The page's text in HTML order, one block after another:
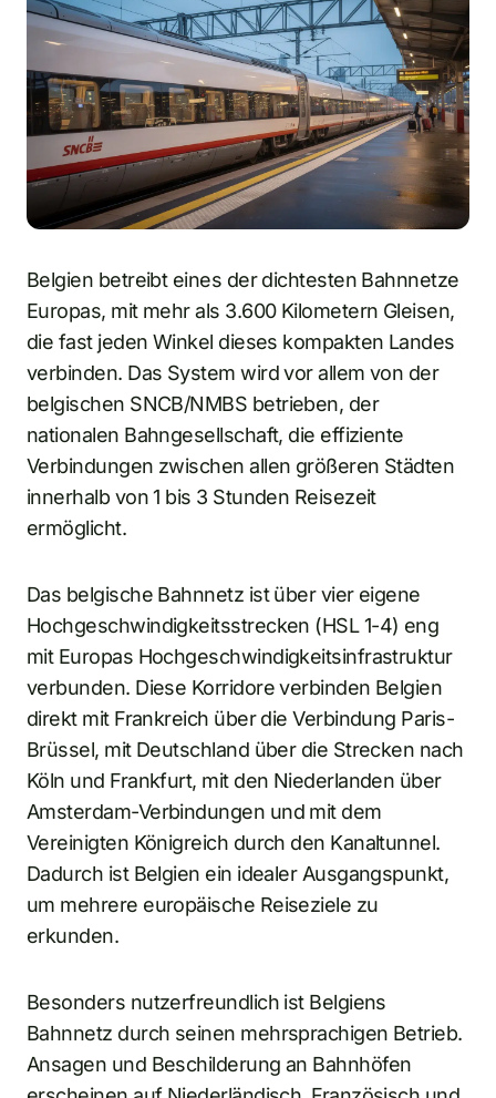
Belgien betreibt eines der dichtesten Bahnnetze
Europas, mit mehr als 3.600 Kilometern Gleisen,
die fast jeden Winkel dieses kompakten Landes
verbinden. Das System wird vor allem von der
belgischen SNCB/NMBS betrieben, der
nationalen Bahngesellschaft, die effiziente
Verbindungen zwischen allen größeren Städten
innerhalb von 1 bis 3 Stunden Reisezeit
ermöglicht.
Das belgische Bahnnetz ist über vier eigene
Hochgeschwindigkeitsstrecken (HSL 1-4) eng
mit Europas Hochgeschwindigkeitsinfrastruktur
verbunden. Diese Korridore verbinden Belgien
direkt mit Frankreich über die Verbindung Paris-
Brüssel, mit Deutschland über die Strecken nach
Köln und Frankfurt, mit den Niederlanden über
Amsterdam-Verbindungen und mit dem
Vereinigten Königreich durch den Kanaltunnel.
Dadurch ist Belgien ein idealer Ausgangspunkt,
um mehrere europäische Reiseziele zu
erkunden.
Besonders nutzerfreundlich ist Belgiens
Bahnnetz durch seinen mehrsprachigen Betrieb.
Ansagen und Beschilderung an Bahnhöfen